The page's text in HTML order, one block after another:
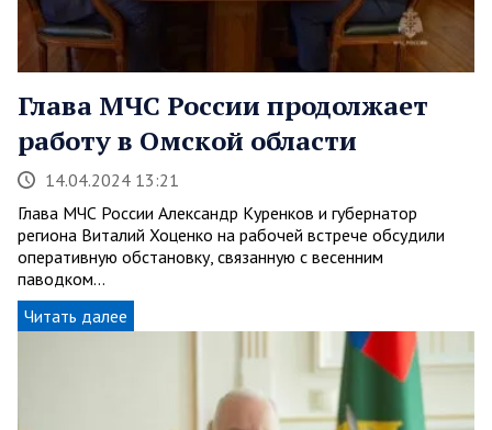
Глава МЧС России продолжает
работу в Омской области
14.04.2024 13:21
Глава МЧС России Александр Куренков и губернатор
региона Виталий Хоценко на рабочей встрече обсудили
оперативную обстановку, связанную с весенним
паводком…
Читать далее